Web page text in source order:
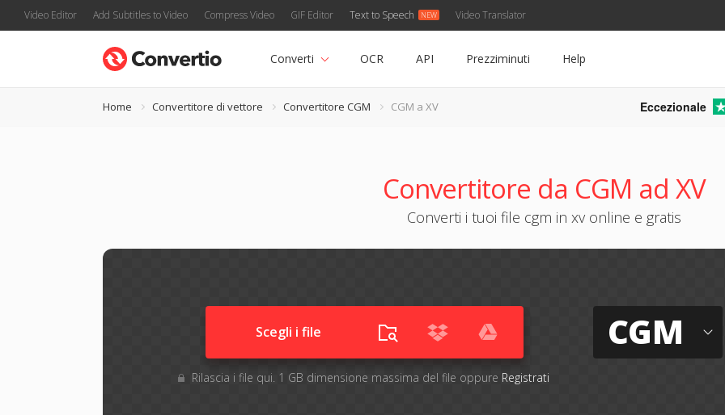
Video Editor Add Subtitles to Video Compress Video GIF Editor Text to Speech Video Translator
Converti OCR API Prezziminuti Help
Home Convertitore di vettore Convertitore CGM CGM a XV Eccezionale
Convertitore da CGM ad XV
Converti i tuoi file cgm in xv online e gratis
Scegli i file
Rilascia i file qui. 1 GB dimensione massima del file oppure Registrati
CGM